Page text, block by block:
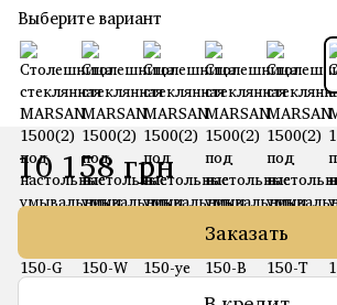
Выберите вариант
10 158 грн
Заказать